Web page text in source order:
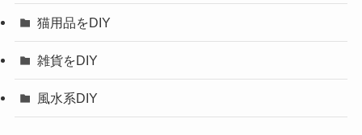
猫用品をDIY
雑貨をDIY
風水系DIY